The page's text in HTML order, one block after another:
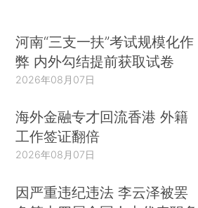
河南“三支一扶”考试规模化作
弊 内外勾结提前获取试卷
2026年08月07日
海外金融专才回流香港 外籍
工作签证翻倍
2026年08月07日
因严重违纪违法 李云泽被罢